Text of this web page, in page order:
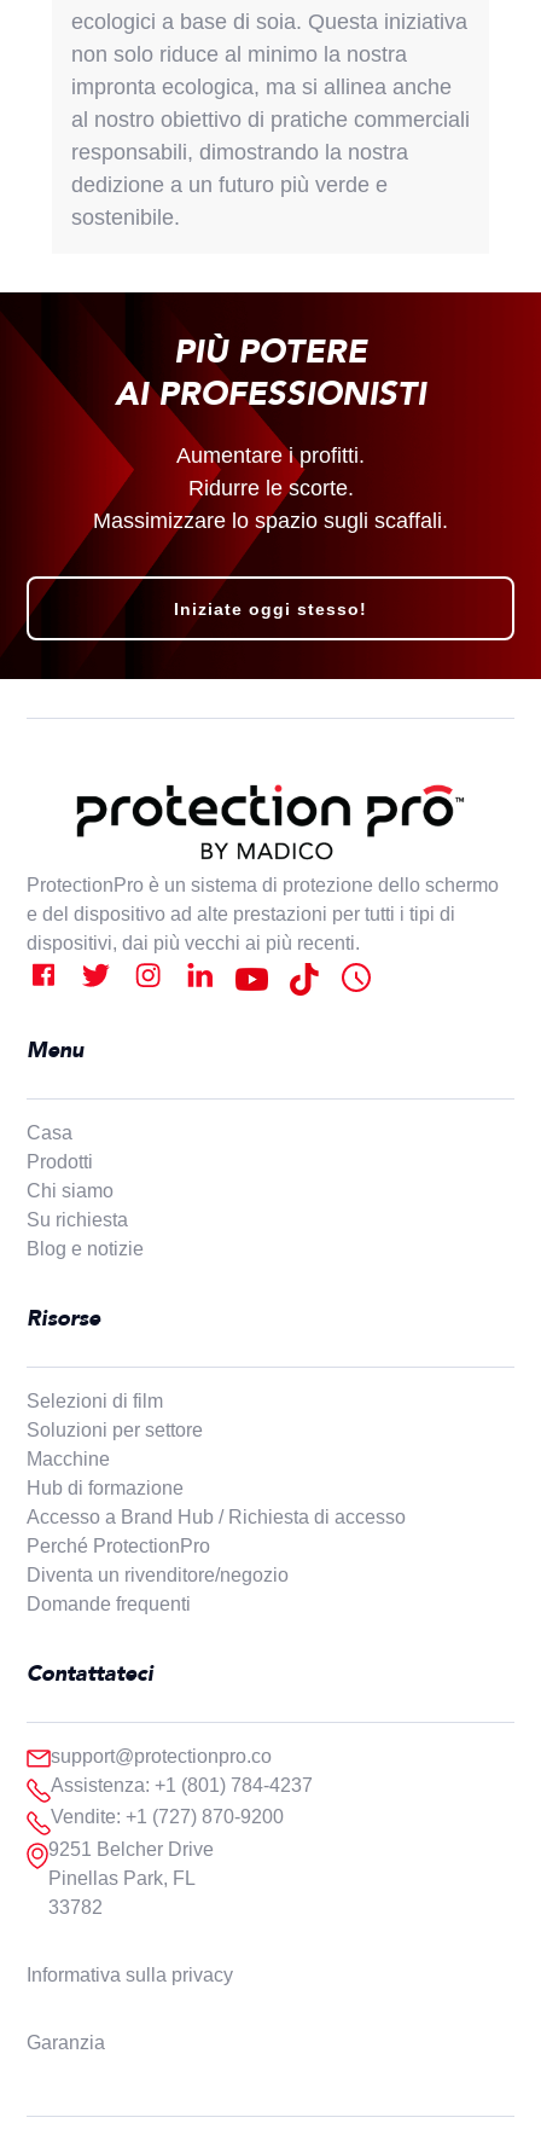
ecologici a base di soia. Questa iniziativa
non solo riduce al minimo la nostra
impronta ecologica, ma si allinea anche
al nostro obiettivo di pratiche commerciali
responsabili, dimostrando la nostra
dedizione a un futuro più verde e
sostenibile.
PIÙ POTERE
AI PROFESSIONISTI
Aumentare i profitti.
Ridurre le scorte.
Massimizzare lo spazio sugli scaffali.
Iniziate oggi stesso!
ProtectionPro è un sistema di protezione dello schermo
e del dispositivo ad alte prestazioni per tutti i tipi di
dispositivi, dai più vecchi ai più recenti.
Menu
Casa
Prodotti
Chi siamo
Su richiesta
Blog e notizie
Risorse
Selezioni di film
Soluzioni per settore
Macchine
Hub di formazione
Accesso a Brand Hub / Richiesta di accesso
Perché ProtectionPro
Diventa un rivenditore/negozio
Domande frequenti
Contattateci
support@protectionpro.co
Assistenza: +1 (801) 784-4237
Vendite: +1 (727) 870-9200
9251 Belcher Drive
Pinellas Park, FL
33782
Informativa sulla privacy
Garanzia